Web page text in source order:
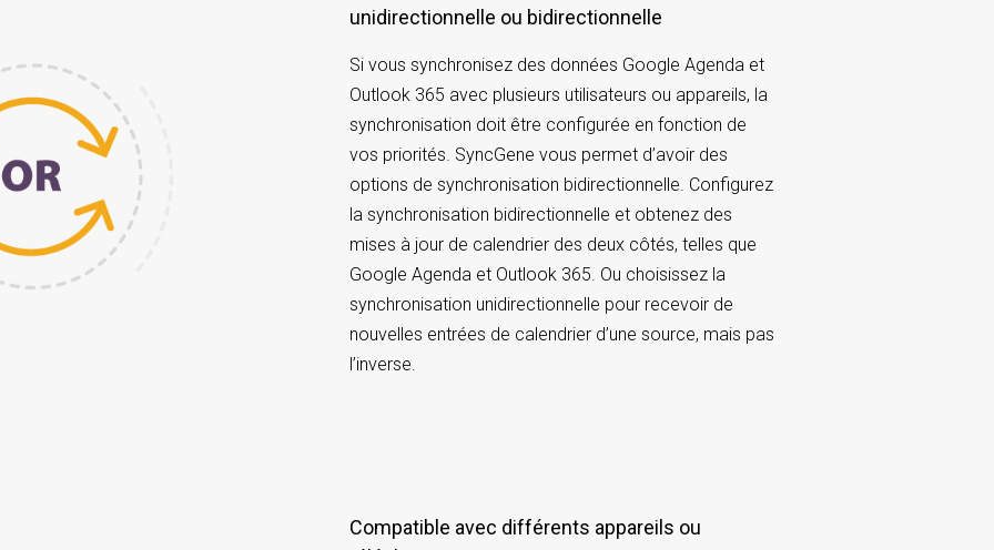
unidirectionnelle ou bidirectionnelle
Si vous synchronisez des données Google Agenda et
Outlook 365 avec plusieurs utilisateurs ou appareils, la
synchronisation doit être configurée en fonction de
vos priorités. SyncGene vous permet d’avoir des
options de synchronisation bidirectionnelle. Configurez
la synchronisation bidirectionnelle et obtenez des
mises à jour de calendrier des deux côtés, telles que
Google Agenda et Outlook 365. Ou choisissez la
synchronisation unidirectionnelle pour recevoir de
nouvelles entrées de calendrier d’une source, mais pas
l’inverse.
Compatible avec différents appareils ou